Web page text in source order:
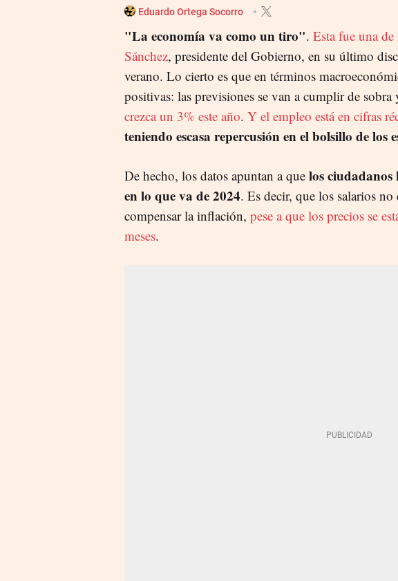
Eduardo Ortega Socorro
"La economía va como un tiro". Esta fue una
Sánchez, presidente del Gobierno, en su último
verano. Lo cierto es que en términos
positivas: las previsiones se van a cumplir de sobra
crezca un 3% este año. Y el empleo está en cifras
teniendo escasa repercusión en el bolsillo de los
De hecho, los datos apuntan a que los
en lo que va de 2024. Es decir, que los salarios no
compensar la inflación, pese a que los precios se
meses.